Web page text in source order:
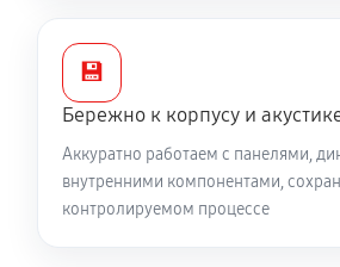
💾
Бережно к корпусу и
Аккуратно работаем с панелями,
внутренними компонентами,
контролируемом процессе